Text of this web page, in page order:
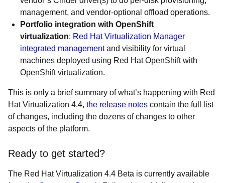
management, and vendor-optional offload operations.
Portfolio integration with OpenShift
virtualization: Red Hat Virtualization Manager
integrated managementand visibility for virtual
machines deployed using Red Hat OpenShift with
OpenShift virtualization.
This is only a brief summary of what’s happening with Red
Hat Virtualization 4.4, the release notes contain the full list
of changes, including the dozens of changes to other
aspects of the platform.
Ready to get started?
The Red Hat Virtualization 4.4 Beta is currently available